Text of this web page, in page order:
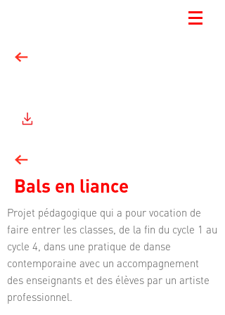
Bals en liance
Projet pédagogique qui a pour vocation de
faire entrer les classes, de la fin du cycle 1 au
cycle 4, dans une pratique de danse
contemporaine avec un accompagnement
des enseignants et des élèves par un artiste
professionnel.